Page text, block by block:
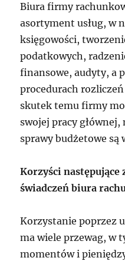
Biura firmy
asortyment usług, w
księgowości,
podatkowych,
finansowe, audyty, a
procedurach
skutek temu firmy
swojej pracy głównej,
sprawy budżetowe są
Korzyści następujące
świadczeń biura
Korzystanie poprzez
ma wiele przewag, w
momentów i